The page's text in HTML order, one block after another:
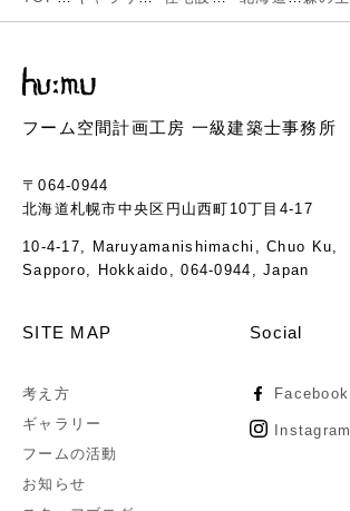
フーム空間計画工房 一級建築士事務所
〒064-0944
北海道札幌市中央区円山西町10丁目4-17
10-4-17, Maruyamanishimachi, Chuo Ku,
Sapporo, Hokkaido, 064-0944, Japan
SITE MAP
考え方
ギャラリー
フームの活動
お知らせ
Social
Facebook
Instagram